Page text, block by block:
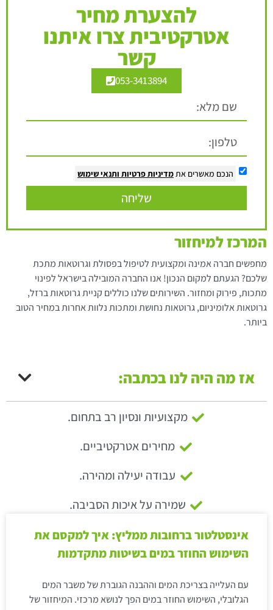
להצערת מחיר
אטרקטיבית צרו איתנו
קשר
053-3413894
הנכם מאשרים אתמדיניות פרטיות ותנאי שימוש
שליחה
המרכז למיחזור
מחפשים חברה אמינה ומקצועית לטיפול בפסולת וגרוטאות מתכת
שלכם? הגעתם למקום הנכון! אנו החברה המובילה בישראל לפינוי
מתכות, פירוק ומחזור. השירותים שלנו כוללים קניית גרוטאות ברזל,
גרוטאות אלומיניום, גרוטאות נחושת ומתכות נלוות אחרות במחיר הטוב
ביותר.
אז מה היה לנו בכתבה:
מקצועיות ונסיון רב בתחום.
מחירים אטרקטיביים.
עבודה יעילה ומהירה.
שמירה על איכות הסביבה.
אינסטלטור ברחובות ממליץ: איך למקסם את
השימוש החוזר במים בשיטות מתקדמות
עם העלייה בצריכת המים וההבנה הגוברת של משבר המים
הגלובלי, השימוש החוזר במים הפך לנושא מרכזי. המיחזור של